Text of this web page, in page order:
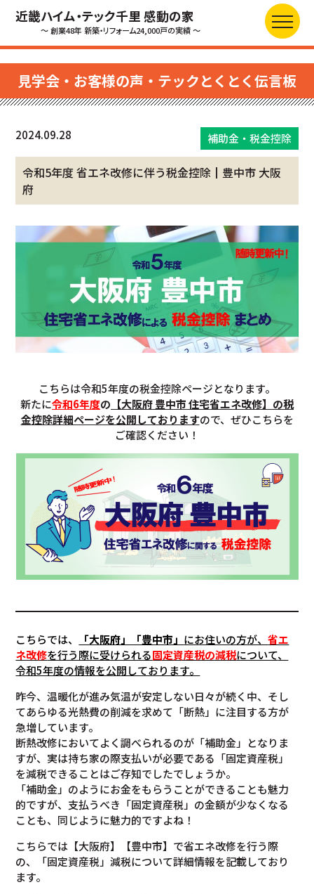
近畿ハイム・テック千里 感動の家
～ 創業48年 新築・リフォーム24,000戸の実績 ～
見学会・お客様の声・テックとくとく伝言板
2024.09.28 補助金・税金控除
令和5年度 省エネ改修に伴う税金控除┃豊中市 大阪
府
こちらは令和5年度の税金控除ページとなります。
新たに令和6年度の 【大阪府 豊中市 住宅省エネ改修】の税
金控除詳細ページを公開しておりますので、ぜひこちらを
ご確認ください！
こちらでは、 「大阪府」「豊中市」 にお住いの方が、省エ
ネ改修を行う際に受けられる固定資産税の減税について、
令和5年度の情報を公開しております。
昨今、温暖化が進み気温が安定しない日々が続く中、そし
てあらゆる光熱費の削減を求めて「断熱」に注目する方が
急増しています。
断熱改修においてよく調べられるのが「補助金」となりま
すが、実は持ち家の際支払いが必要である「固定資産税」
を減税できることはご存知でしたでしょうか。
「補助金」のようにお金をもらうことができることも魅力
的ですが、支払うべき「固定資産税」の金額が少なくなる
ことも、同じように魅力的ですよね！
こちらでは【大阪府】【豊中市】で省エネ改修を行う際
の、「固定資産税」減税について詳細情報を記載しており
ます。